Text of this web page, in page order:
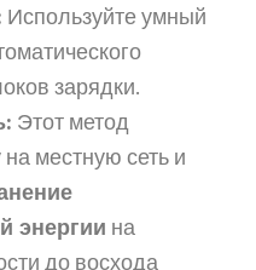
Используйте умный
зарядки.
Этот метод
местную сеть и
энергии на